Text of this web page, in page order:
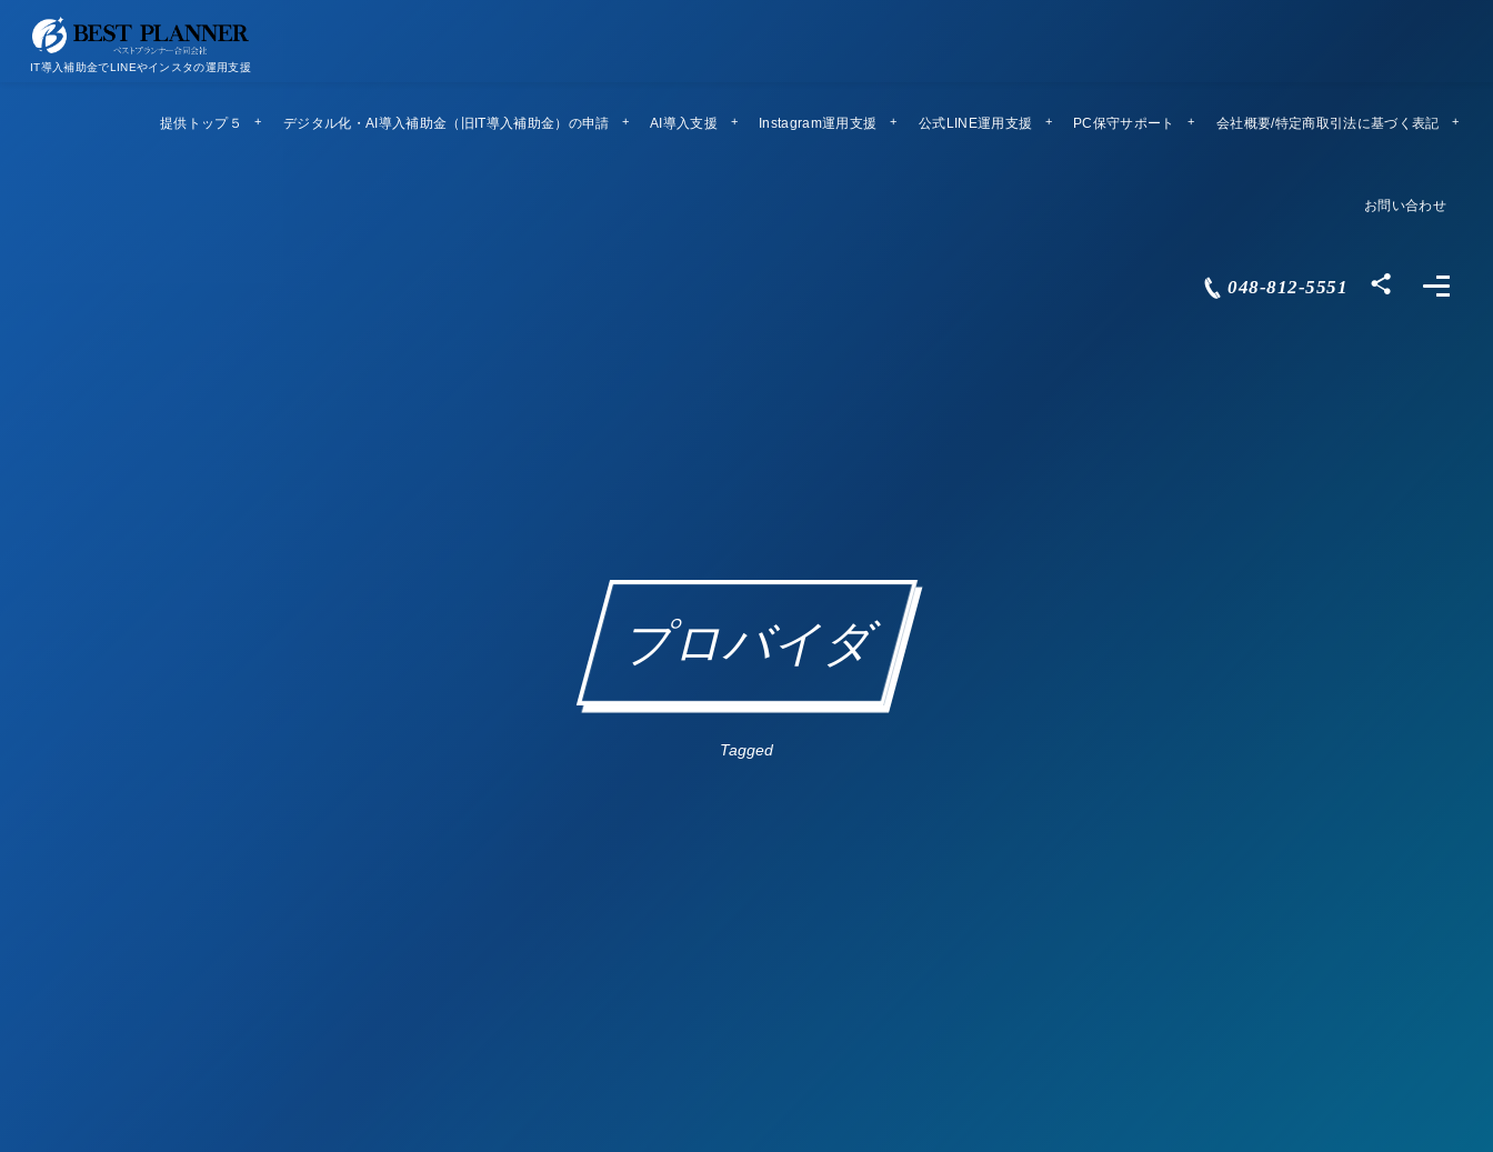
IT導入補助金でLINEやインスタの運用支援
提供トップ５
Top5 デジタル化・AI導入補助金（旧IT導入補助金）の申請 AI導入支援 Instagram運用支援 公式LINE運用支援 PC保守サポート
リモートメンテ 会社概要/特定商取引法に基づく表記
Company Profile
お問い合わせ
Contact
048-812-5551
プロバイダ
Tagged